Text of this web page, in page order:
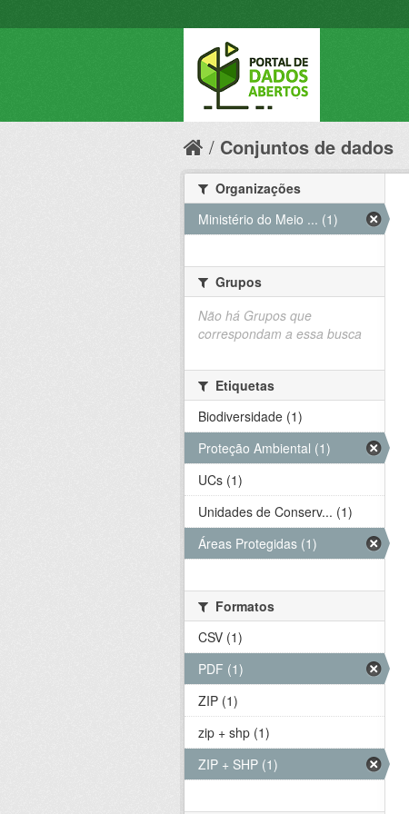
Conjuntos de dados
Organizações
Ministério do Meio ... (1)
Grupos
Não há Grupos que
correspondam a essa busca
Etiquetas
Biodiversidade (1)
Proteção Ambiental (1)
UCs (1)
Unidades de Conserv... (1)
Áreas Protegidas (1)
Formatos
CSV (1)
PDF (1)
ZIP (1)
zip + shp (1)
ZIP + SHP (1)